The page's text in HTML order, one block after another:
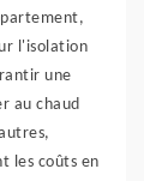
l'isolation
une
au chaud
les coûts en